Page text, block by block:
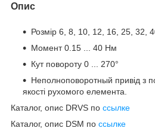
Опис
Розмір 6, 8, 10, 12, 16, 25, 32,
Момент 0.15 ... 40 Нм
Кут повороту 0 ... 270°
Неполноповоротный привід з
якості рухомого елемента.
Каталог, опис DRVS по ссылке
Каталог, опис DSM по ссылке